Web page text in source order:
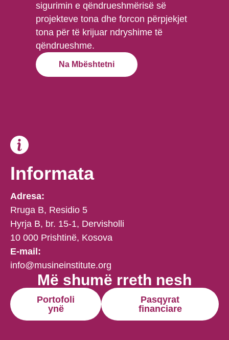
sigurimin e qëndrueshmërisë së
projekteve tona dhe forcon përpjekjet
tona për të krijuar ndryshime të
qëndrueshme.
Na Mbështetni
Informata
Adresa:
Rruga B, Residio 5
Hyrja B, br. 15-1, Dervisholli
10 000 Prishtinë, Kosova
E-mail:
info@musineinstitute.org
Më shumë rreth nesh
Portofoli
ynë
Pasqyrat
financiare